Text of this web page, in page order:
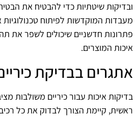
ובדיקות שיטתיות כדי להבטיח את
מעבדות המוקדשות לפיתוח טכנולוגיות
פתרונות חדשניים שיכולים לשפר את
איכות המוצרים.
אתגרים בבדיקת
בדיקות איכות עבור כיריים משולבות
ראשית, קיימת הצורך לבדוק את כל